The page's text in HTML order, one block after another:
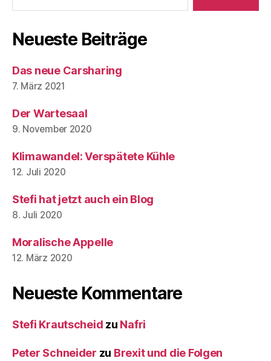
Neueste Beiträge
Das neue Carsharing
7. März 2021
Der Wartesaal
9. November 2020
Klimawandel: Verspätete Kühle
12. Juli 2020
Stefi hat jetzt auch ein Blog
8. Juli 2020
Moralische Appelle
12. März 2020
Neueste Kommentare
Stefi Krautscheid zu Nafri
Peter Schneider zu Brexit und die Folgen